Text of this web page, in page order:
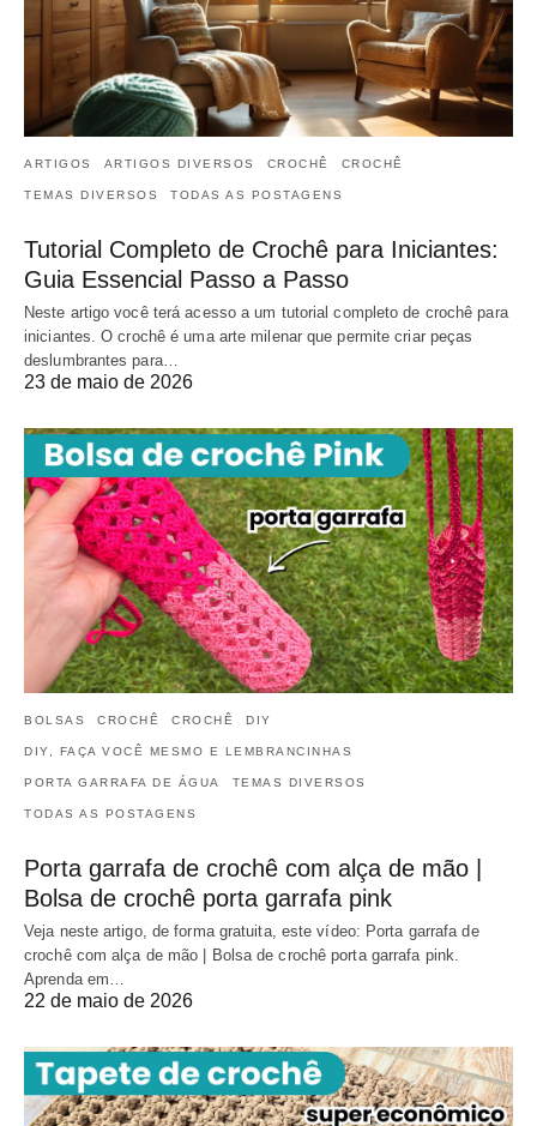
ARTIGOS ARTIGOS DIVERSOS CROCHÊ CROCHÊ
TEMAS DIVERSOS TODAS AS POSTAGENS
Tutorial Completo de Crochê para Iniciantes:
Guia Essencial Passo a Passo
Neste artigo você terá acesso a um tutorial completo de crochê para
iniciantes. O crochê é uma arte milenar que permite criar peças
deslumbrantes para…
23 de maio de 2026
BOLSAS CROCHÊ CROCHÊ DIY
DIY, FAÇA VOCÊ MESMO E LEMBRANCINHAS
PORTA GARRAFA DE ÁGUA TEMAS DIVERSOS
TODAS AS POSTAGENS
Porta garrafa de crochê com alça de mão |
Bolsa de crochê porta garrafa pink
Veja neste artigo, de forma gratuita, este vídeo: Porta garrafa de
crochê com alça de mão | Bolsa de crochê porta garrafa pink.
Aprenda em…
22 de maio de 2026